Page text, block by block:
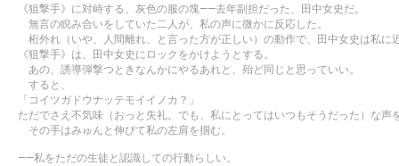
《狙撃手》に対峙する、灰色の服の塊――去年副担だった、田中女史だ。
無言の睨み合いをしていた二人が、私の声に微かに反応した。
桁外れ（いや、人間離れ、と言った方が正しい）の動作で、田中女史は私に
《狙撃手》は、田中女史にロックをかけようとする。
あの、誘導弾撃つときなんかにやるあれと、殆ど同じと思っていい。
すると、
「コイツガドウナッテモイイノカ？」
ただでさえ不気味（おっと失礼。でも、私にとってはいつもそうだった）な声
その手はみゅんと伸びて私の左肩を掴む。
――私をただの生徒と認識しての行動らしい。